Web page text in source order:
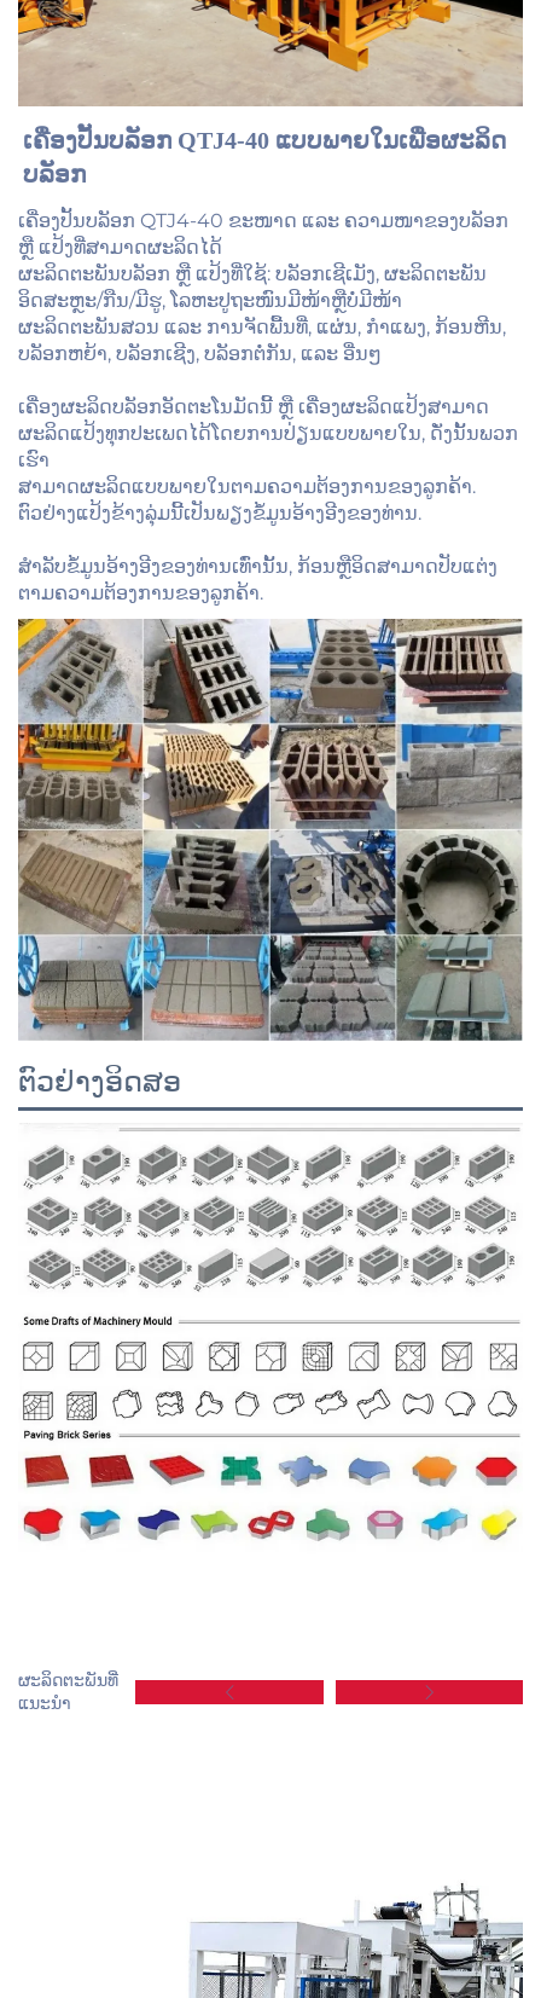
ເຄື່ອງປັ້ນບລັອກ QTJ4-40 ແບບພາຍໃນເພື່ອຜະລິດ
ບລັອກ
ເຄື່ອງປັ້ນບລັອກ QTJ4-40 ຂະໜາດ ແລະ ຄວາມໜາຂອງບລັອກ
ຫຼື ແປ້ງທີ່ສາມາດຜະລິດໄດ້
ຜະລິດຕະພັນບລັອກ ຫຼື ແປ້ງທີ່ໃຊ້: ບລັອກເຊີເມັງ, ຜະລິດຕະພັນ
ອິດສະຫຼະ/ກືນ/ມີຮູ, ໂລຫະປູຖະໜົນມີໜ້າຫຼືບໍ່ມີໜ້າ
ຜະລິດຕະພັນສວນ ແລະ ການຈັດພື້ນທີ່, ແຜ່ນ, ກຳແພງ, ກ້ອນຫີນ,
ບລັອກຫຍ້າ, ບລັອກເຊີງ, ບລັອກຕໍ່ກັນ, ແລະ ອື່ນໆ
ເຄື່ອງຜະລິດບລັອກອັດຕະໂນມັດນີ້ ຫຼື ເຄື່ອງຜະລິດແປ້ງສາມາດ
ຜະລິດແປ້ງທຸກປະເພດໄດ້ໂດຍການປ່ຽນແບບພາຍໃນ, ດັ່ງນັ້ນພວກ
ເຮົາ
ສາມາດຜະລິດແບບພາຍໃນຕາມຄວາມຕ້ອງການຂອງລູກຄ້າ.
ຕົວຢ່າງແປ້ງຂ້າງລຸ່ມນີ້ເປັນພຽງຂໍ້ມູນອ້າງອີງຂອງທ່ານ.
ສຳລັບຂໍ້ມູນອ້າງອີງຂອງທ່ານເທົ່ານັ້ນ, ກ້ອນຫຼືອິດສາມາດປັບແຕ່ງ
ຕາມຄວາມຕ້ອງການຂອງລູກຄ້າ.
ຕົວຢ່າງອິດສອ
ຜະລິດຕະພັນທີ່
ແນະນຳ